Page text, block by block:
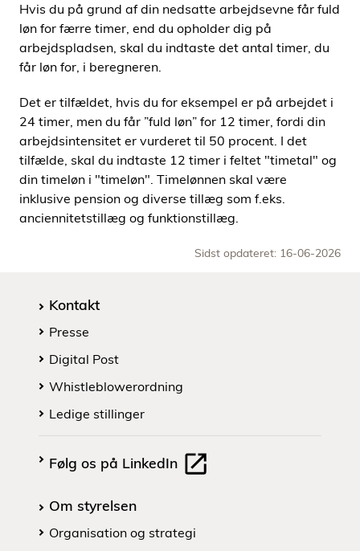
Hvis du på grund af din nedsatte arbejdsevne får fuld
løn for færre timer, end du opholder dig på
arbejdspladsen, skal du indtaste det antal timer, du
får løn for, i beregneren.
Det er tilfældet, hvis du for eksempel er på arbejdet i
24 timer, men du får ”fuld løn” for 12 timer, fordi din
arbejdsintensitet er vurderet til 50 procent. I det
tilfælde, skal du indtaste 12 timer i feltet "timetal" og
din timeløn i "timeløn". Timelønnen skal være
inklusive pension og diverse tillæg som f.eks.
anciennitetstillæg og funktionstillæg.
Sidst opdateret: 16-06-2026
Kontakt
Presse
Digital Post
Whistleblowerordning
Ledige stillinger
Følg os på LinkedIn
Om styrelsen
Organisation og strategi